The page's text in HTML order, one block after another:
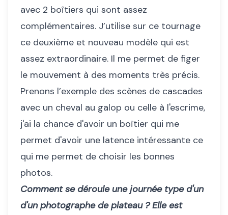
avec 2 boîtiers qui sont assez
complémentaires. J’utilise sur ce tournage
ce deuxième et nouveau modèle qui est
assez extraordinaire. Il me permet de figer
le mouvement à des moments très précis.
Prenons l’exemple des scènes de cascades
avec un cheval au galop ou celle à l'escrime,
j'ai la chance d'avoir un boîtier qui me
permet d'avoir une latence intéressante ce
qui me permet de choisir les bonnes
photos.
Comment se déroule une journée type d'un
d'un photographe de plateau ? Elle est